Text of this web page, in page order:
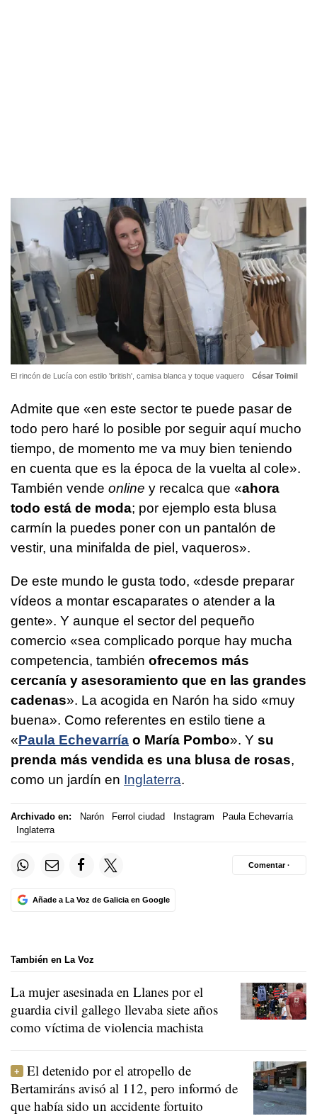
El rincón de Lucía con estilo 'british', camisa blanca y toque vaquero César Toimil
Admite que «en este sector te puede pasar de
todo pero haré lo posible por seguir aquí mucho
tiempo, de momento me va muy bien teniendo
en cuenta que es la época de la vuelta al cole».
También vende online y recalca que «ahora
todo está de moda; por ejemplo esta blusa
carmín la puedes poner con un pantalón de
vestir, una minifalda de piel, vaqueros».
De este mundo le gusta todo, «desde preparar
vídeos a montar escaparates o atender a la
gente». Y aunque el sector del pequeño
comercio «sea complicado porque hay mucha
competencia, también ofrecemos más
cercanía y asesoramiento que en las grandes
cadenas». La acogida en Narón ha sido «muy
buena». Como referentes en estilo tiene a
«Paula Echevarría o María Pombo». Y su
prenda más vendida es una blusa de rosas,
como un jardín en Inglaterra.
Archivado en: Narón Ferrol ciudad Instagram
Paula Echevarría
Inglaterra
Añade a La Voz de Galicia en Google
Comentar ·
También en La Voz
La mujer asesinada en Llanes por el
guardia civil gallego llevaba siete años
como víctima de violencia machista
El detenido por el atropello de
Bertamiráns avisó al 112, pero informó de
que había sido un accidente fortuito